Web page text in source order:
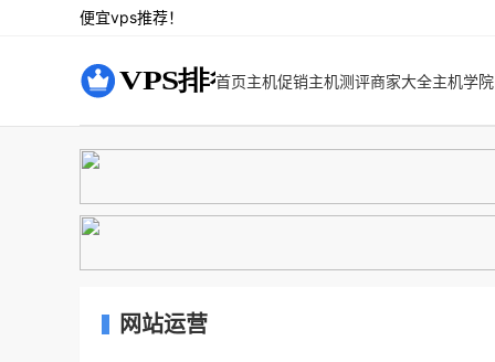
便宜vps推荐！
首页主机促销主机测评商家大全主机学院
网站运营